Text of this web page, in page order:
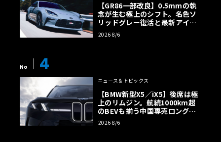
【GR86一部改良】0.5mmの執
念が生む極上のシフト。名色ソ
リッドグレー復活と最新アイサ
イトでFRの極みへ
2026 8/6
No 4
ニュース＆トピックス
【BMW新型X5／iX5】後席は極
上のリムジン。航続1000km超
のBEVも揃う中国専売ロング仕
様の全貌
2026 8/6